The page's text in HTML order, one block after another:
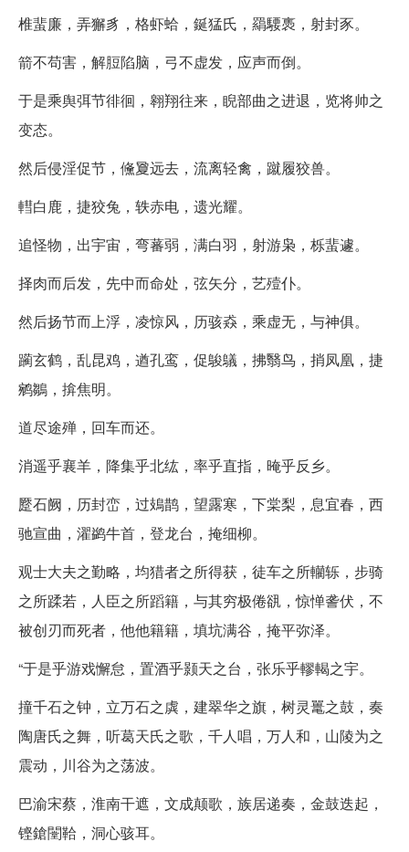
椎蜚廉，弄獬豸，格虾蛤，鋋猛氏，羂騕褭，射封豕。
箭不苟害，解脰陷脑，弓不虚发，应声而倒。
于是乘舆弭节徘徊，翱翔往来，睨部曲之进退，览将帅之
变态。
然后侵淫促节，儵夐远去，流离轻禽，蹴履狡兽。
轊白鹿，捷狡兔，轶赤电，遗光耀。
追怪物，出宇宙，弯蕃弱，满白羽，射游枭，栎蜚遽。
择肉而后发，先中而命处，弦矢分，艺殪仆。
然后扬节而上浮，凌惊风，历骇猋，乘虚无，与神俱。
躏玄鹤，乱昆鸡，遒孔鸾，促鵔鸃，拂翳鸟，捎凤凰，捷
鹓鶵，揜焦明。
道尽途殚，回车而还。
消遥乎襄羊，降集乎北纮，率乎直指，晻乎反乡。
蹷石阙，历封峦，过鳷鹊，望露寒，下棠梨，息宜春，西
驰宣曲，濯鹢牛首，登龙台，掩细柳。
观士大夫之勤略，均猎者之所得获，徒车之所轥轹，步骑
之所蹂若，人臣之所蹈籍，与其穷极倦谻，惊惮詟伏，不
被创刃而死者，他他籍籍，填坑满谷，掩平弥泽。
“于是乎游戏懈怠，置酒乎颢天之台，张乐乎轇輵之宇。
撞千石之钟，立万石之虡，建翠华之旗，树灵鼍之鼓，奏
陶唐氏之舞，听葛天氏之歌，千人唱，万人和，山陵为之
震动，川谷为之荡波。
巴渝宋蔡，淮南干遮，文成颠歌，族居递奏，金鼓迭起，
铿鎗闛鞈，洞心骇耳。